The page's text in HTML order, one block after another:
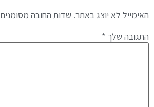
האימייל לא יוצג באתר. שדות החובה מסומנים
התגובה שלך *